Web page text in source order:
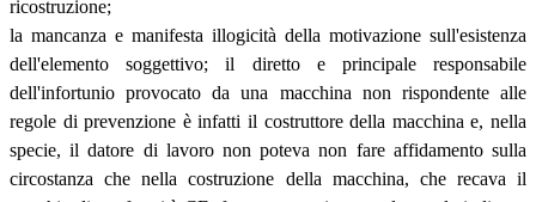
ricostruzione;
la mancanza e manifesta illogicità della motivazione sull'esistenza
dell'elemento soggettivo; il diretto e principale responsabile
dell'infortunio provocato da una macchina non rispondente alle
regole di prevenzione è infatti il costruttore della macchina e, nella
specie, il datore di lavoro non poteva non fare affidamento sulla
circostanza che nella costruzione della macchina, che recava il